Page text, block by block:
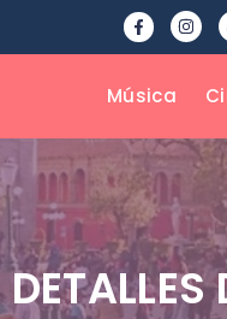
Música
DETALLES